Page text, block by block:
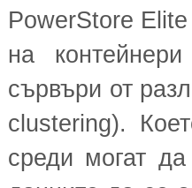
PowerStore
на
сървъри от
clustering).
среди могат